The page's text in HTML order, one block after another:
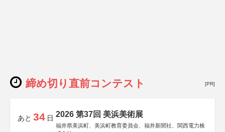
締め切り直前コンテスト [PR]
あと 34 日 2026 第37回 美浜美術展
福井県美浜町、美浜町教育委員会、福井新聞社、関西電力株